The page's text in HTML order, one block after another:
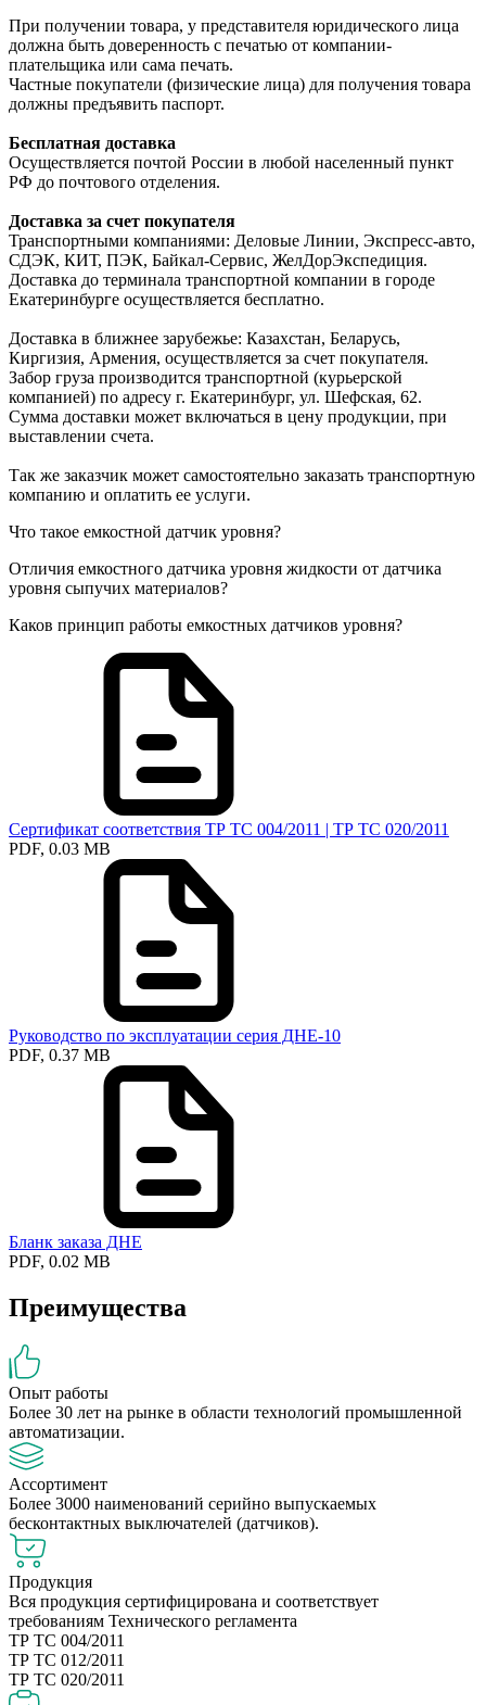
При получении товара, у представителя юридического лица
должна быть доверенность с печатью от компании-
плательщика или сама печать.
Частные покупатели (физические лица) для получения товара
должны предъявить паспорт.
Бесплатная доставка
Осуществляется почтой России в любой населенный пункт
РФ до почтового отделения.
Доставка за счет покупателя
Транспортными компаниями: Деловые Линии, Экспресс-авто,
СДЭК, КИТ, ПЭК, Байкал-Сервис, ЖелДорЭкспедиция.
Доставка до терминала транспортной компании в городе
Екатеринбурге осуществляется бесплатно.
Доставка в ближнее зарубежье: Казахстан, Беларусь,
Киргизия, Армения, осуществляется за счет покупателя.
Забор груза производится транспортной (курьерской
компанией) по адресу г. Екатеринбург, ул. Шефская, 62.
Сумма доставки может включаться в цену продукции, при
выставлении счета.
Так же заказчик может самостоятельно заказать транспортную
компанию и оплатить ее услуги.
Что такое емкостной датчик уровня?
Отличия емкостного датчика уровня жидкости от датчика
уровня сыпучих материалов?
Каков принцип работы емкостных датчиков уровня?
Сертификат соответствия ТР ТС 004/2011 | ТР ТС 020/2011
PDF, 0.03 MB
Руководство по эксплуатации серия ДНЕ-10
PDF, 0.37 MB
Бланк заказа ДНЕ
PDF, 0.02 MB
Преимущества
Опыт работы
Более 30 лет на рынке в области технологий промышленной
автоматизации.
Ассортимент
Более 3000 наименований серийно выпускаемых
бесконтактных выключателей (датчиков).
Продукция
Вся продукция сертифицирована и соответствует
требованиям Технического регламента
ТР ТС 004/2011
ТР ТС 012/2011
ТР ТС 020/2011